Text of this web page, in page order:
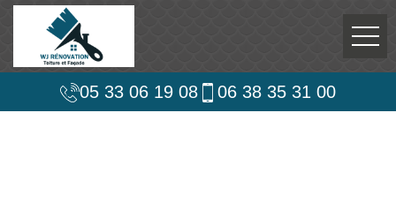
05 33 06 19 08 06 38 35 31 00